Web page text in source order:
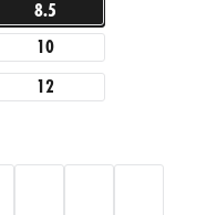
8.5
10
12